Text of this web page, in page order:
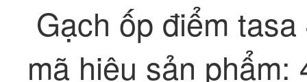
Gạch ốp điểm
mã hiệu sản phẩm: